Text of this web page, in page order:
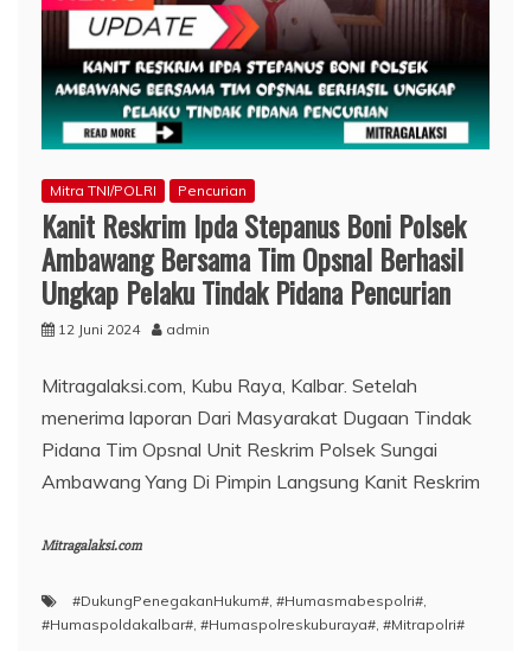
Mitra TNI/POLRI Pencurian
Kanit Reskrim Ipda Stepanus Boni Polsek
Ambawang Bersama Tim Opsnal Berhasil
Ungkap Pelaku Tindak Pidana Pencurian
12 Juni 2024 admin
Mitragalaksi.com, Kubu Raya, Kalbar. Setelah
menerima laporan Dari Masyarakat Dugaan Tindak
Pidana Tim Opsnal Unit Reskrim Polsek Sungai
Ambawang Yang Di Pimpin Langsung Kanit Reskrim
Mitragalaksi.com
#DukungPenegakanHukum# #Humasmabespolri#
#Humaspoldakalbar# #Humaspolreskuburaya# #Mitrapolri#